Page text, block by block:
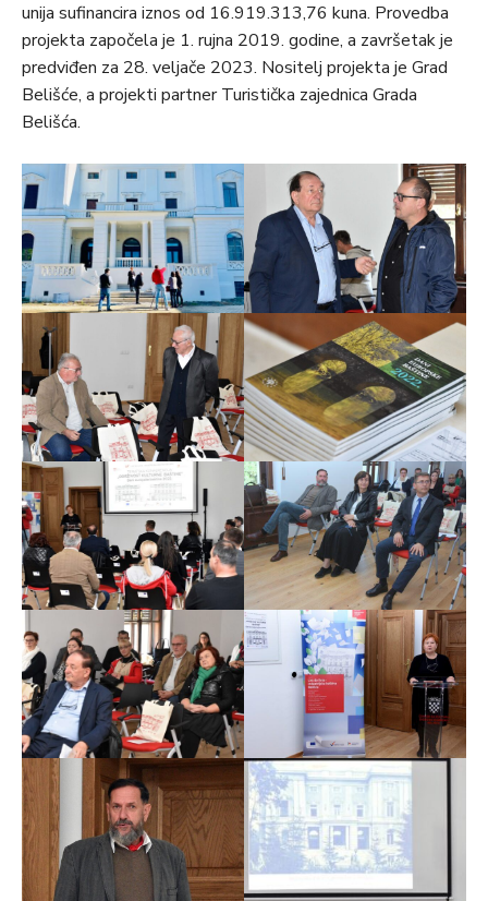
unija sufinancira iznos od 16.919.313,76 kuna. Provedba
projekta započela je 1. rujna 2019. godine, a završetak je
predviđen za 28. veljače 2023. Nositelj projekta je Grad
Belišće, a projekti partner Turistička zajednica Grada
Belišća.